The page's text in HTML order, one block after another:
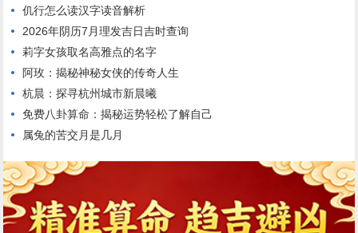
仉行怎么读汉字读音解析
2026年阴历7月理发吉日吉时查询
莉字女孩取名高雅点的名字
阿玫：揭秘神秘女侠的传奇人生
杭晨：探寻杭州城市新晨曦
免费八卦算命：揭秘运势轻松了解自己
属兔的苦交月是几月